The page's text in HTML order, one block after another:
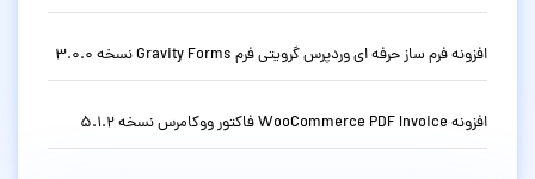
افزونه فرم ساز حرفه ای وردپرس گرویتی فرم Gravity Forms نسخه 3.0.0
افزونه WooCommerce PDF Invoice فاکتور ووکامرس نسخه 5.1.2